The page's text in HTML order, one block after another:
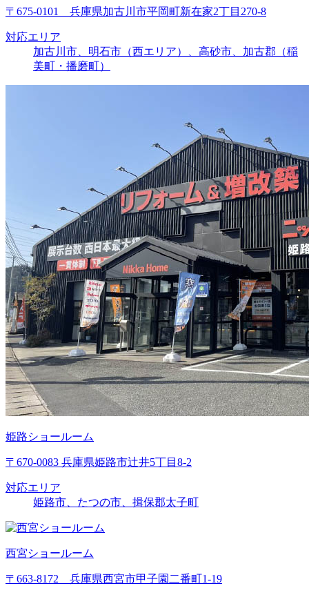
〒675-0101 兵庫県加古川市平岡町新在家2丁目270-8
対応エリア
加古川市、明石市（西エリア）、高砂市、加古郡（稲
美町・播磨町）
姫路ショールーム
〒670-0083 兵庫県姫路市辻井5丁目8-2
対応エリア
姫路市、たつの市、揖保郡太子町
西宮ショールーム
〒663-8172 兵庫県西宮市甲子園二番町1-19